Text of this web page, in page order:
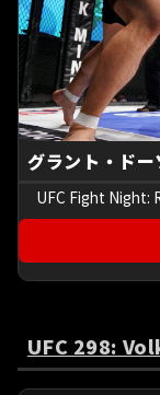
グラント・ドー
UFC Fight Night:
UFC 298: